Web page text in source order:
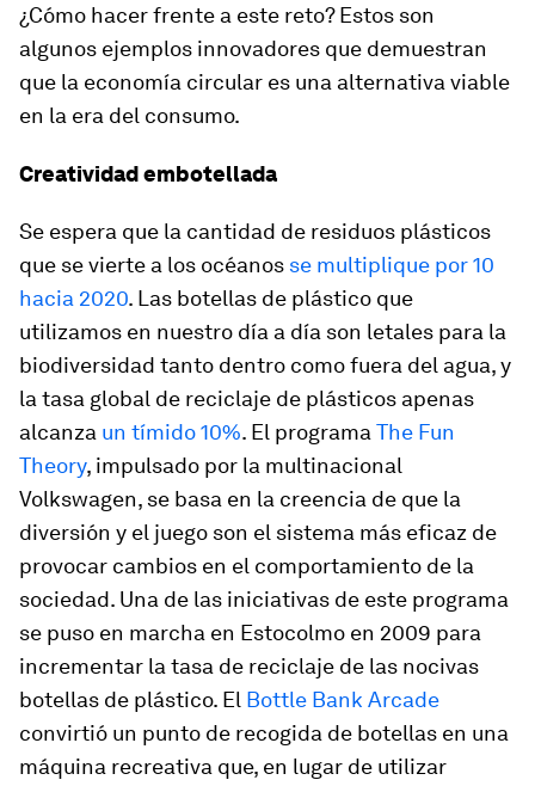
¿Cómo hacer frente a este reto? Estos son
algunos ejemplos innovadores que demuestran
que la economía circular es una alternativa viable
en la era del consumo.
Creatividad embotellada
Se espera que la cantidad de residuos plásticos
que se vierte a los océanos se multiplique por 10
hacia 2020. Las botellas de plástico que
utilizamos en nuestro día a día son letales para la
biodiversidad tanto dentro como fuera del agua, y
la tasa global de reciclaje de plásticos apenas
alcanza un tímido 10%. El programa The Fun
Theory, impulsado por la multinacional
Volkswagen, se basa en la creencia de que la
diversión y el juego son el sistema más eficaz de
provocar cambios en el comportamiento de la
sociedad. Una de las iniciativas de este programa
se puso en marcha en Estocolmo en 2009 para
incrementar la tasa de reciclaje de las nocivas
botellas de plástico. El Bottle Bank Arcade
convirtió un punto de recogida de botellas en una
máquina recreativa que, en lugar de utilizar